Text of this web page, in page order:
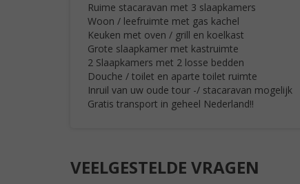
Ruime stacaravan met 3 slaapkamers
Woon / leefruimte met gas kachel
Keuken met oven / grill en koelkast
Grote slaapkamer met kastruimte
2 Slaapkamers met 2 losse bedden
Douche / toilet en aparte toilet ruimte
Inruil van uw oude tour -/ stacaravan mogelijk
Gratis transport in geheel Nederland!!
VEELGESTELDE VRAGEN